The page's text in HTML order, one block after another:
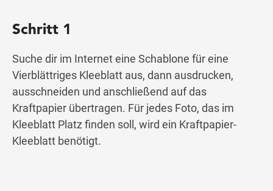
Schritt 1
Suche dir im Internet eine Schablone für eine
Vierblättriges Kleeblatt aus, dann ausdrucken,
ausschneiden und anschließend auf das
Kraftpapier übertragen. Für jedes Foto, das im
Kleeblatt Platz finden soll, wird ein Kraftpapier-
Kleeblatt benötigt.